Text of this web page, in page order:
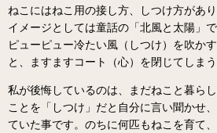
ねこにはねこ用の接し方、しつけ方があり
イメージとしては童話の「北風と太陽」で
ピューピュー冷たい風（しつけ）を吹か
と、ますますコート（心）を閉じてしまう
私が後悔しているのは、まだねこと暮ら
ことを「しつけ」だと自分に言い聞かせ
ていた事です。のちに何匹もねこを育て